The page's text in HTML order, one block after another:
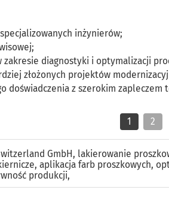
inżynierów;
zakresie diagnostyki i optymalizacji
złożonych projektów
doświadczenia z szerokim zapleczem
1 2
GmbH, lakierowanie
, aplikacja farb proszkowych,
produkcji,